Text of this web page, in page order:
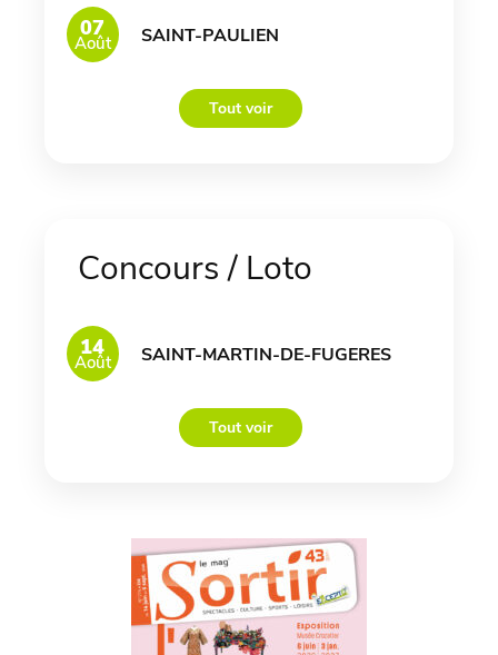
07
Août SAINT-PAULIEN
Tout voir
Concours / Loto
14
Août SAINT-MARTIN-DE-FUGERES
Tout voir